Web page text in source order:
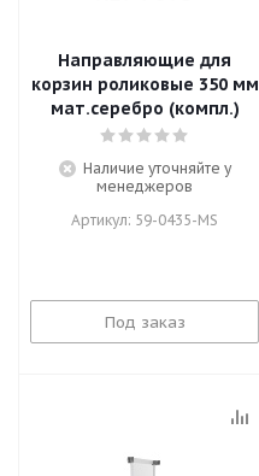
Направляющие для
корзин роликовые 350 мм
мат.серебро (компл.)
Наличие уточняйте у
менеджеров
Артикул: 59-0435-MS
Под заказ